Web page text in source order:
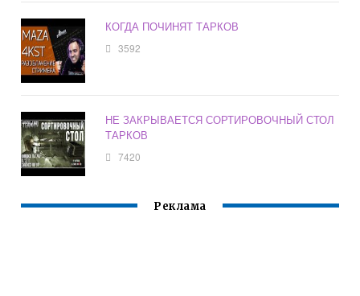
КОГДА ПОЧИНЯТ ТАРКОВ
3592
НЕ ЗАКРЫВАЕТСЯ СОРТИРОВОЧНЫЙ СТОЛ
ТАРКОВ
7420
Реклама